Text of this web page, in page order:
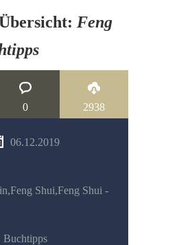
Feng
0 2938
06.12.2019
,Feng Shui,Feng Shui -
Buchtipps